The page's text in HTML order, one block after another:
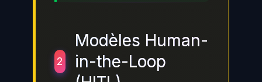
2
Modèles Human-
in-the-Loop